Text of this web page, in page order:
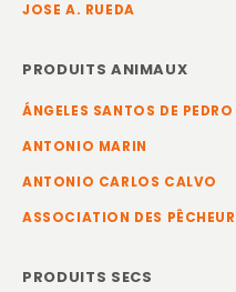
JOSE A. RUEDA
PRODUITS ANIMAUX
ÁNGELES SANTOS DE PEDRO
ANTONIO MARIN
ANTONIO CARLOS CALVO
ASSOCIATION DES
PRODUITS SECS